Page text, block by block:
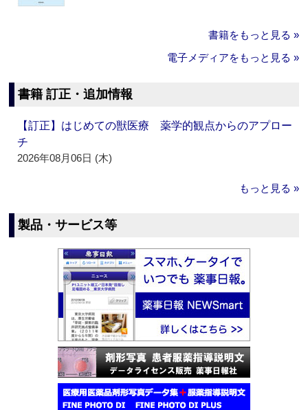
書籍をもっと見る »
電子メディアをもっと見る »
書籍 訂正・追加情報
【訂正】はじめての獣医療 薬学的観点からのアプロー
チ
2026年08月06日 (木)
もっと見る »
製品・サービス等